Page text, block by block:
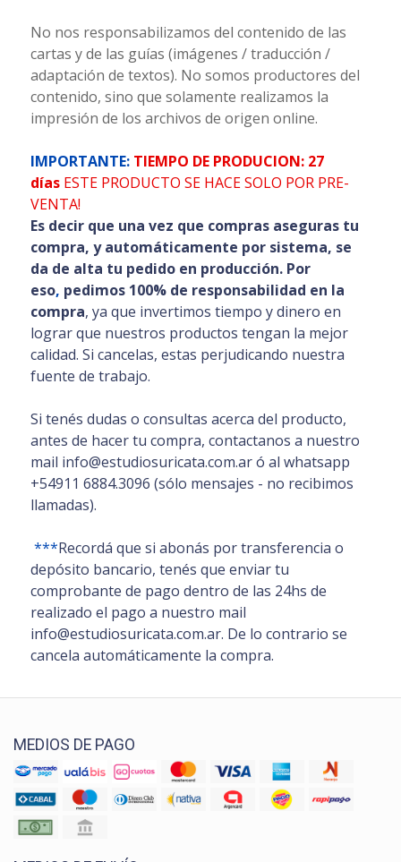
No nos responsabilizamos del contenido de las
cartas y de las guías (imágenes / traducción /
adaptación de textos). No somos productores del
contenido, sino que solamente realizamos la
impresión de los archivos de origen online.
IMPORTANTE: TIEMPO DE PRODUCION: 27
días ESTE PRODUCTO SE HACE SOLO POR PRE-
VENTA!
Es decir que una vez que compras aseguras tu
compra, y automáticamente por sistema, se
da de alta tu pedido en producción. Por
eso, pedimos 100% de responsabilidad en la
compra, ya que invertimos tiempo y dinero en
lograr que nuestros productos tengan la mejor
calidad. Si cancelas, estas perjudicando nuestra
fuente de trabajo.
Si tenés dudas o consultas acerca del producto,
antes de hacer tu compra, contactanos a nuestro
mail info@estudiosuricata.com.ar ó al whatsapp
+54911 6884.3096 (sólo mensajes - no recibimos
llamadas).
***Recordá que si abonás por transferencia o
depósito bancario, tenés que enviar tu
comprobante de pago dentro de las 24hs de
realizado el pago a nuestro mail
info@estudiosuricata.com.ar. De lo contrario se
cancela automáticamente la compra.
MEDIOS DE PAGO